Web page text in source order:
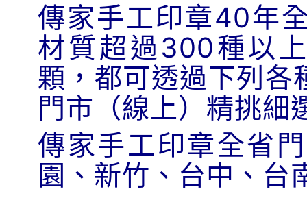
傳家手工印章40年
材質超過300種以
顆，都可透過下列各
門市（線上）精挑細
傳家手工印章全省
園、新竹、台中、台